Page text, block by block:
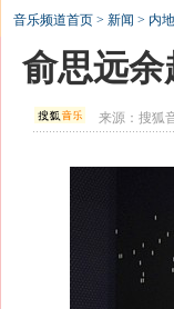
音乐频道首页 > 新闻 > 内
俞思远
来源：搜狐